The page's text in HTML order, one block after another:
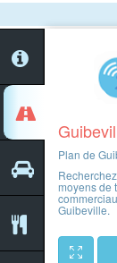
Plan de
moyens de
Guibeville.